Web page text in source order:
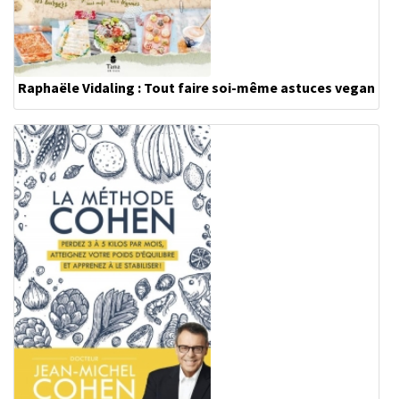
Raphaële Vidaling : Tout faire soi-même astuces vegan